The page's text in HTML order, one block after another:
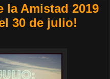
la Amistad 2019
30 de julio!